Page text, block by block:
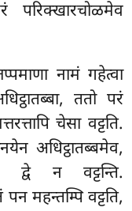
परिक्खारचोळमेव
नामं गहेत्वा
ततो परं
चेसा वट्टति.
अधिट्ठातब्बमेव,
न वट्टन्ति.
महन्तम्पि वट्टति,